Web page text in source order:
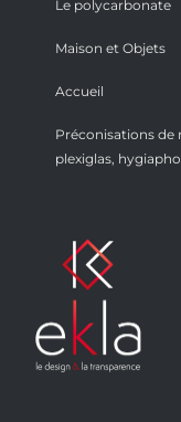
Le polycarbonate
Maison et Objets
Accueil
Préconisations de
plexiglas,